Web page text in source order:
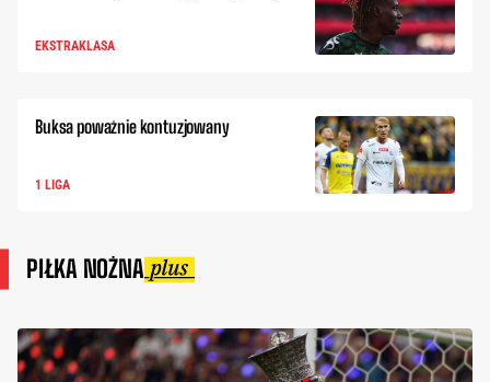
EKSTRAKLASA
Buksa poważnie kontuzjowany
1 LIGA
PIŁKA NOŻNA